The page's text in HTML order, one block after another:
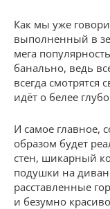
Как мы уже
выполненный в
мега
банально, ведь
всегда
идёт о белее
И самое главное,
образом будет
стен, шикарный
подушки на
расставленные
и безумно